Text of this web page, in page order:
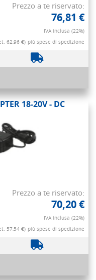
Prezzo a te riservato:
76,81 €
IVA inclusa (22%)
62,96 €) più spese di spedizione
18-20V - DC
Prezzo a te riservato:
70,20 €
IVA inclusa (22%)
57,54 €) più spese di spedizione